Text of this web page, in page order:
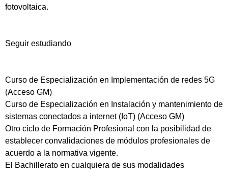
fotovoltaica.
Seguir estudiando
Curso de Especialización en Implementación de redes 5G
(Acceso GM)
Curso de Especialización en Instalación y mantenimiento de
sistemas conectados a internet (IoT) (Acceso GM)
Otro ciclo de Formación Profesional con la posibilidad de
establecer convalidaciones de módulos profesionales de
acuerdo a la normativa vigente.
El Bachillerato en cualquiera de sus modalidades